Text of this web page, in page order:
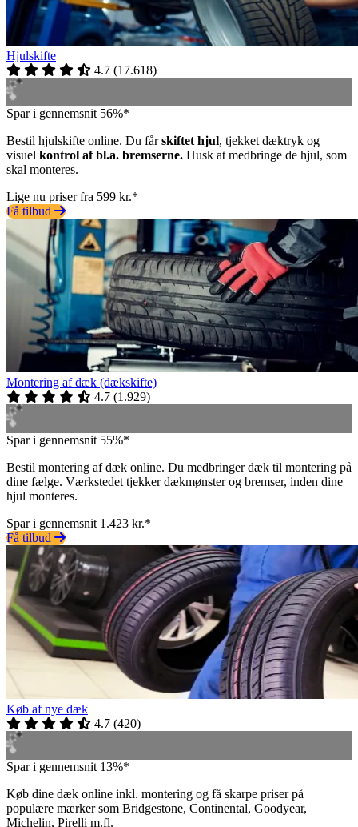
Hjulskifte
4.7 (17.618)
Spar i gennemsnit 56%*
Bestil hjulskifte online. Du fårskiftet hjul, tjekket dæktryk og
visuel kontrol af bl.a. bremserne. Husk at medbringe de hjul, som
skal monteres.
Lige nu priser fra 599 kr.*
Få tilbud
Montering af dæk (dækskifte)
4.7 (1.929)
Spar i gennemsnit 55%*
Bestil montering af dæk online. Du medbringer dæk til montering på
dine fælge. Værkstedet tjekker dækmønster og bremser, inden dine
hjul monteres.
Spar i gennemsnit 1.423 kr.*
Få tilbud
Køb af nye dæk
4.7 (420)
Spar i gennemsnit 13%*
Køb dine dæk online inkl. montering og få skarpe priser på
populære mærker som Bridgestone, Continental, Goodyear,
Michelin, Pirelli m.fl.